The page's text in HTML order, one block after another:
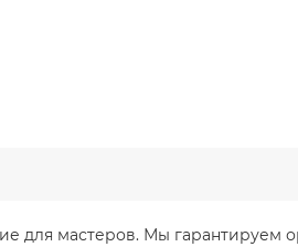
для мастеров. Мы гарантируем